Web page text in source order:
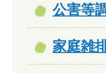
公害等
家庭雑